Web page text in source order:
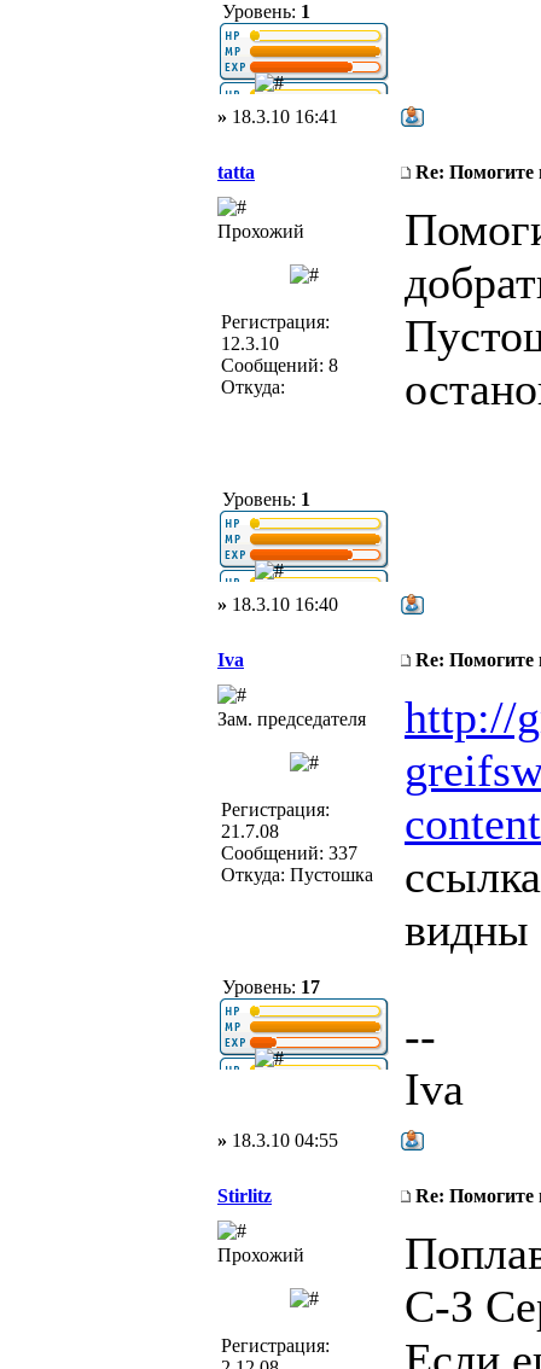
Уровень: 1
» 18.3.10 16:41
tatta Re:
Прохожий
Регистрация:
12.3.10
Сообщений: 8
Откуда:
Уровень: 1
» 18.3.10 16:40
Iva Re:
Зам. председателя
Регистрация:
21.7.08
Сообщений: 337
Откуда: Пустошка
Уровень: 17
http://
видны
--
Iva
» 18.3.10 04:55
Stirlitz Re:
Прохожий
Регистрация:
С-З